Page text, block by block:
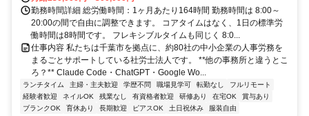
勤務時間詳細 総労働時間：1ヶ月あたり164時間 勤務時間は 8:00～
20:00の間で自由に調整できます。 コアタイムはなく、1日の標準労
働時間は8時間です。 フレキシブルタイムも同じく 8:0...
仕事内容 私たちは千葉市を拠点に、約80社の中小企業の人事労務を
まるごとサポートしている社労士法人です。 **他の事務所と違うとこ
ろ？** Claude Code・ChatGPT・Google Wo...
ランチタイム 主婦・主夫歓迎 学歴不問 職場見学可 転勤なし
フルリモート
経験者歓迎
ネイルOK 残業なし 有資格者歓迎 研修あり 在宅OK
賞与あり
ブランクOK
育休あり 長期歓迎 ピアスOK 土日祝休み 服装自由